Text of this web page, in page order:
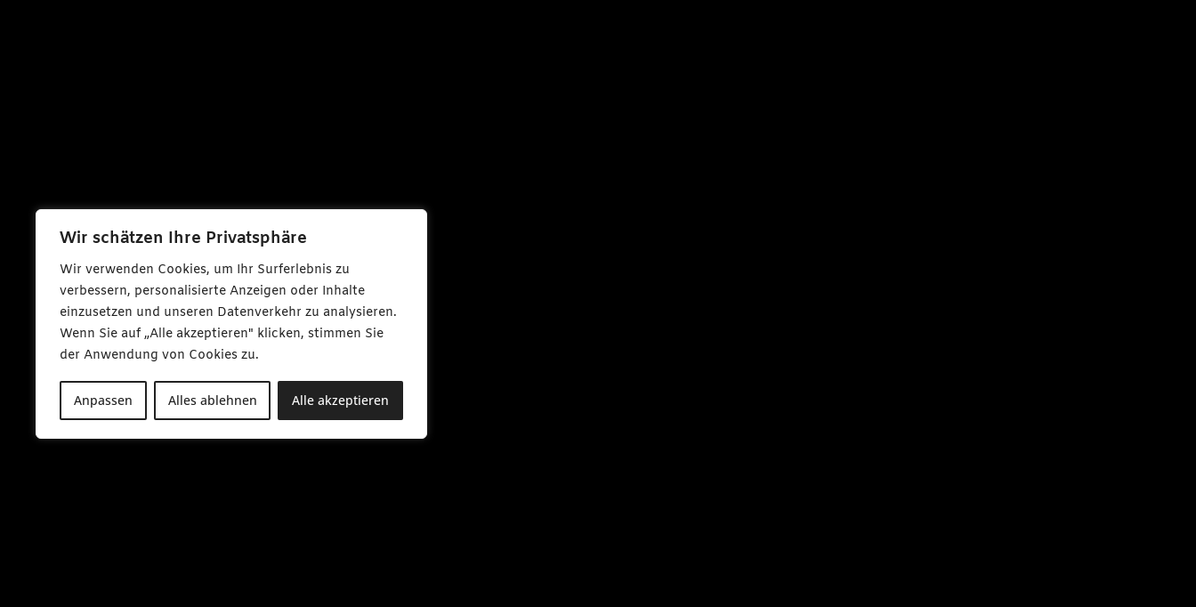
Wir schätzen Ihre Privatsphäre
Wir verwenden Cookies, um Ihr Surferlebnis zu
verbessern, personalisierte Anzeigen oder Inhalte
einzusetzen und unseren Datenverkehr zu analysieren.
Wenn Sie auf „Alle akzeptieren" klicken, stimmen Sie
der Anwendung von Cookies zu.
Anpassen Alles ablehnen Alle akzeptieren